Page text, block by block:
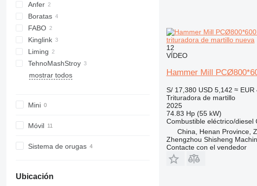
Anfer
Boratas
AK
FABO
R-series
Kinglink
KPF
Liming
CI5X-Series
VSI-Series
RM
TehnoMashStroy
mostrar todos
Mini
Móvil
Sistema de orugas
Ubicación
trituradora de martillo nueva
12
VÍDEO
Hammer Mill
S/ 17,380 USD 5,142 ≈ EUR
Trituradora de martillo
2025
74.83 Hp (55 kW)
Combustible eléctrico/diesel
China, Henan Province,
Zhengzhou Shisheng
Contacte con el vendedor